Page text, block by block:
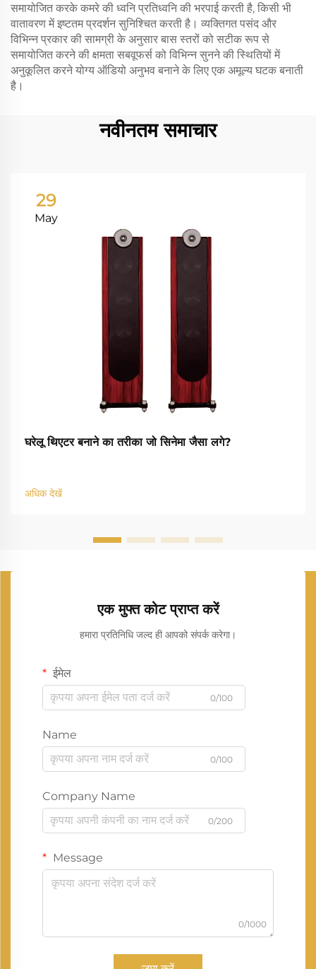
समायोजित करके कमरे की ध्वनि प्रतिध्वनि की भरपाई करती है, किसी भी
वातावरण में इष्टतम प्रदर्शन सुनिश्चित करती है। व्यक्तिगत पसंद और
विभिन्न प्रकार की सामग्री के अनुसार बास स्तरों को सटीक रूप से
समायोजित करने की क्षमता सबवूफर्स को विभिन्न सुनने की स्थितियों में
अनुकूलित करने योग्य ऑडियो अनुभव बनाने के लिए एक अमूल्य घटक बनाती
है।
नवीनतम समाचार
29
May
घरेलू थिएटर बनाने का तरीका जो सिनेमा जैसा लगे?
अधिक देखें
एक मुफ्त कोट प्राप्त करें
हमारा प्रतिनिधि जल्द ही आपको संपर्क करेगा।
ईमेल
0/100
Name
0/100
Company Name
0/200
Message
0/1000